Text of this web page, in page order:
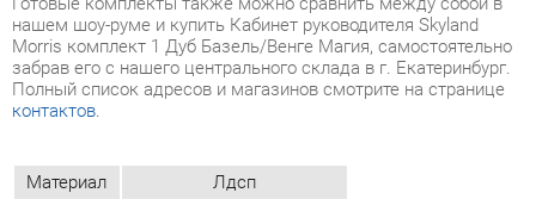
Материал
Лдсп
Цвет
Дуб базель/венге магия
Пока нет отзывов, поделитесь первым своим мнением.